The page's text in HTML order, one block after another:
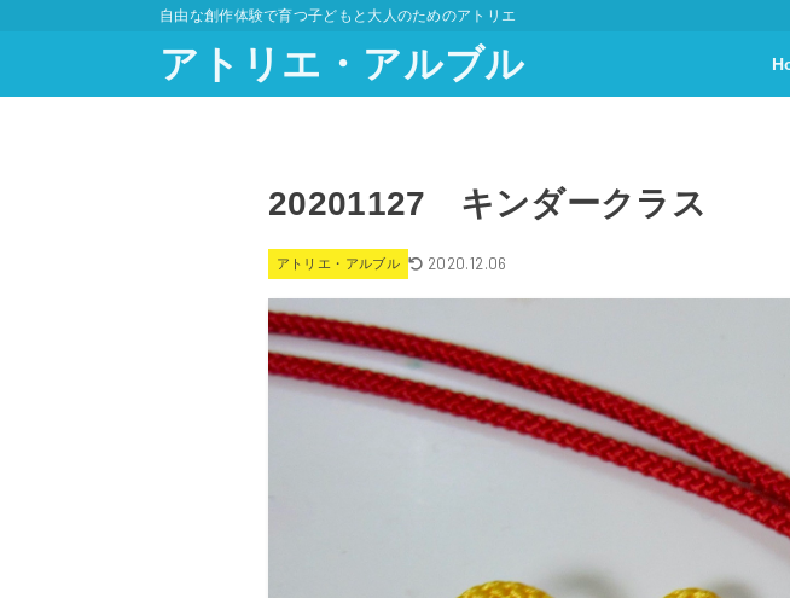
自由な創作体験で育つ子どもと大人のためのアトリエ
アトリエ・アルブル
20201127 キンダークラス
アトリエ・アルブル 2020.12.06